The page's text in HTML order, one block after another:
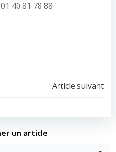
40 81 78 88
Navigation
de
l’article
Article suivant
un article